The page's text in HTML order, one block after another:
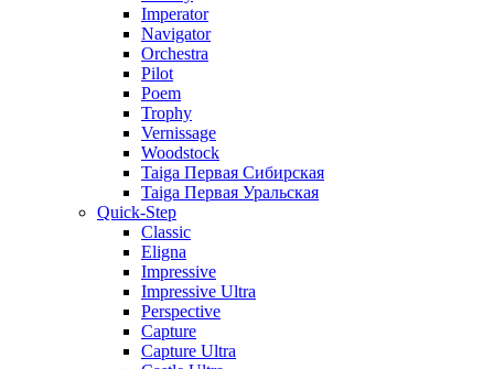
Imperator
Navigator
Orchestra
Pilot
Poem
Trophy
Vernissage
Woodstock
Taiga Первая Сибирская
Taiga Первая Уральская
Quick-Step
Classic
Eligna
Impressive
Impressive Ultra
Perspective
Capture
Capture Ultra